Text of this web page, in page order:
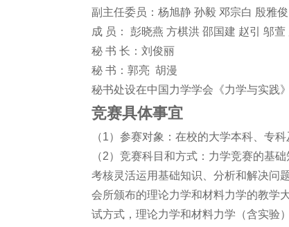
副主任委员：杨旭静 孙毅 邓宗白 殷雅
成 员： 彭晓燕 方棋洪 邵国建 赵引 邬
秘 书 长：刘俊丽
秘 书：郭亮 胡漫
秘书处设在中国力学学会《力学与实践
竞赛具体事宜
（1）参赛对象：在校的大学本科、专科
（2）竞赛科目和方式：力学竞赛的基
考核灵活运用基础知识、分析和解决问
会所颁布的理论力学和材料力学的教学
试方式，理论力学和材料力学（含实验